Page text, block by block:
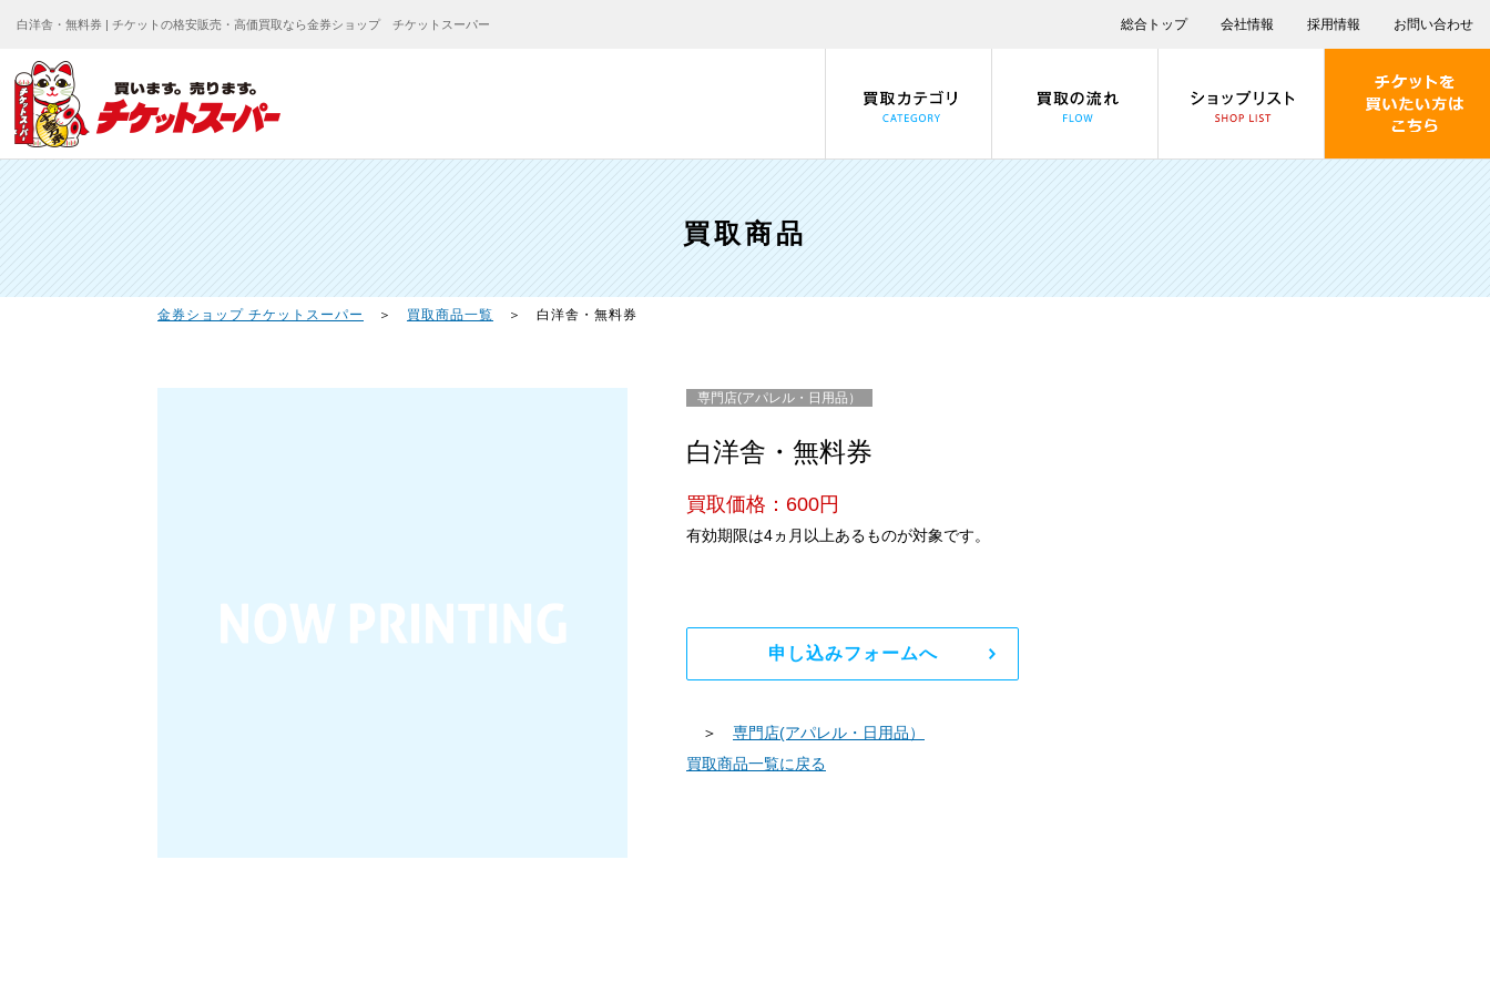
白洋舎・無料券 | チケットの格安販売・高価買取なら金券ショップ チケットスーパー 総合トップ 会社情報 採用情報 お問い合わせ
買取商品
金券ショップ チケットスーパー ＞ 買取商品一覧 ＞ 白洋舎・無料券
専門店(アパレル・日用品）
白洋舎・無料券
買取価格：600円
有効期限は4ヵ月以上あるものが対象です。
申し込みフォームへ
＞ 専門店(アパレル・日用品）
買取商品一覧に戻る